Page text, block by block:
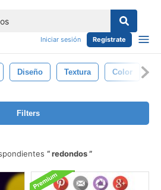
Iniciar sesión Regístrate
Diseño Textura Color
Filters
redondos